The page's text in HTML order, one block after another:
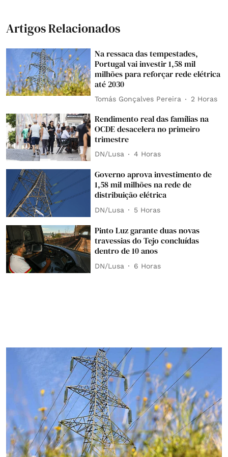
Artigos Relacionados
Na ressaca das tempestades,
Portugal vai investir 1,58 mil
milhões para reforçar rede elétrica
até 2030
Tomás Gonçalves Pereira 2 Horas
Rendimento real das famílias na
OCDE desacelera no primeiro
trimestre
DN/Lusa 4 Horas
Governo aprova investimento de
1,58 mil milhões na rede de
distribuição elétrica
DN/Lusa 5 Horas
Pinto Luz garante duas novas
travessias do Tejo concluídas
dentro de 10 anos
DN/Lusa 6 Horas